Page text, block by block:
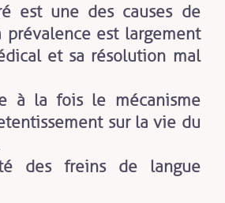
est une des causes de
prévalence est largement
et sa résolution mal
à la fois le mécanisme
sur la vie du
des freins de langue